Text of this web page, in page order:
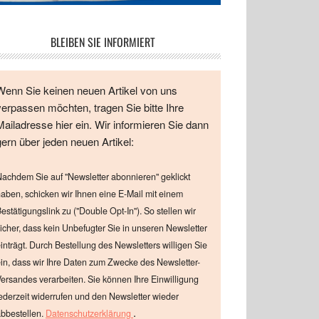
BLEIBEN SIE INFORMIERT
Sie keinen neuen Artikel von uns
möchten, tragen Sie bitte Ihre
hier ein. Wir informieren Sie dann
über jeden neuen Artikel:
Sie auf "Newsletter abonnieren" geklickt
schicken wir Ihnen eine E-Mail mit einem
zu ("Double Opt-In"). So stellen wir
dass kein Unbefugter Sie in unseren Newsletter
Durch Bestellung des Newsletters willigen Sie
dass wir Ihre Daten zum Zwecke des Newsletter-
verarbeiten. Sie können Ihre Einwilligung
widerrufen und den Newsletter wieder
Datenschutzerklärung .